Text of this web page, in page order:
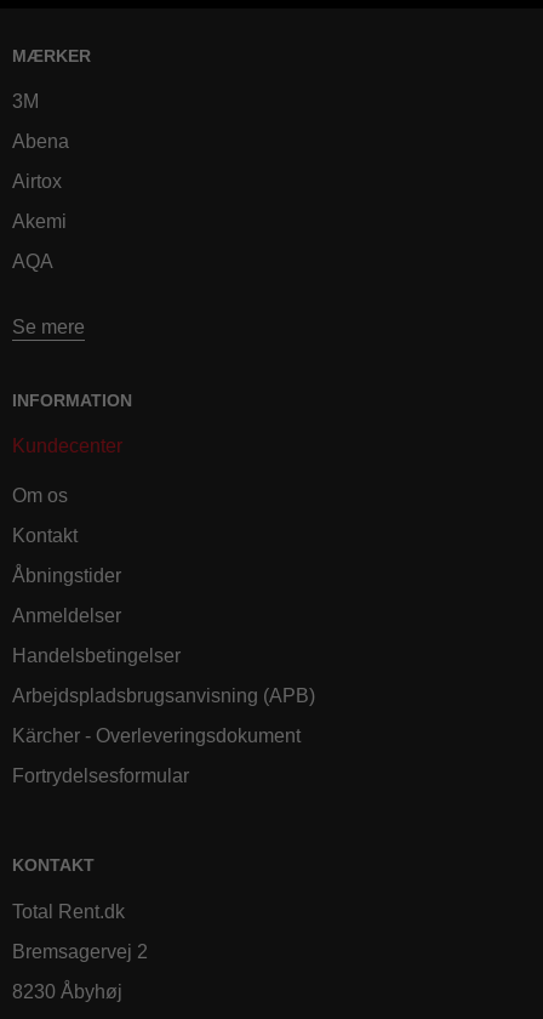
MÆRKER
3M
Abena
Airtox
Akemi
AQA
Se mere
INFORMATION
Kundecenter
Om os
Kontakt
Åbningstider
Anmeldelser
Handelsbetingelser
Arbejdspladsbrugsanvisning (APB)
Kärcher - Overleveringsdokument
Fortrydelsesformular
KONTAKT
Total Rent.dk
Bremsagervej 2
8230 Åbyhøj